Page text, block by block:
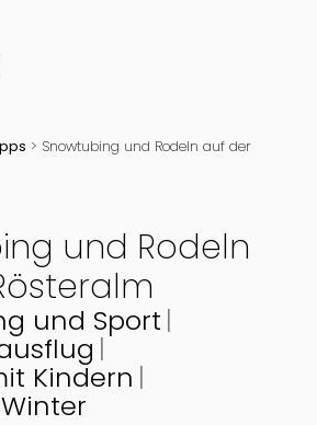
> Snowtubing und Rodeln auf der
und Rodeln
und Sport
Kindern